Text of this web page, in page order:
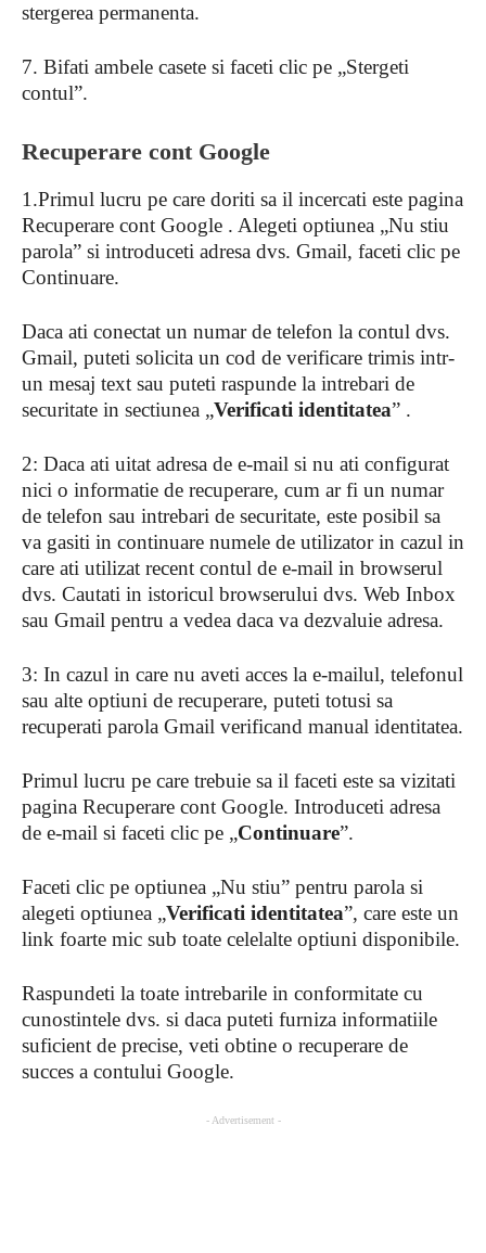
stergerea permanenta.
7. Bifati ambele casete si faceti clic pe „Stergeti
contul”.
Recuperare cont Google
1.Primul lucru pe care doriti sa il incercati este pagina
Recuperare cont Google . Alegeti optiunea „Nu stiu
parola” si introduceti adresa dvs. Gmail, faceti clic pe
Continuare.
Daca ati conectat un numar de telefon la contul dvs.
Gmail, puteti solicita un cod de verificare trimis intr-
un mesaj text sau puteti raspunde la intrebari de
securitate in sectiunea „Verificati identitatea” .
2: Daca ati uitat adresa de e-mail si nu ati configurat
nici o informatie de recuperare, cum ar fi un numar
de telefon sau intrebari de securitate, este posibil sa
va gasiti in continuare numele de utilizator in cazul in
care ati utilizat recent contul de e-mail in browserul
dvs. Cautati in istoricul browserului dvs. Web Inbox
sau Gmail pentru a vedea daca va dezvaluie adresa.
3: In cazul in care nu aveti acces la e-mailul, telefonul
sau alte optiuni de recuperare, puteti totusi sa
recuperati parola Gmail verificand manual identitatea.
Primul lucru pe care trebuie sa il faceti este sa vizitati
pagina Recuperare cont Google. Introduceti adresa
de e-mail si faceti clic pe „Continuare”.
Faceti clic pe optiunea „Nu stiu” pentru parola si
alegeti optiunea „Verificati identitatea”, care este un
link foarte mic sub toate celelalte optiuni disponibile.
Raspundeti la toate intrebarile in conformitate cu
cunostintele dvs. si daca puteti furniza informatiile
suficient de precise, veti obtine o recuperare de
succes a contului Google.
- Advertisement -